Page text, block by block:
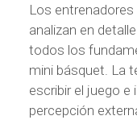
Los
analizan en
todos los
mini básquet. La
escribir el juego e
percepción